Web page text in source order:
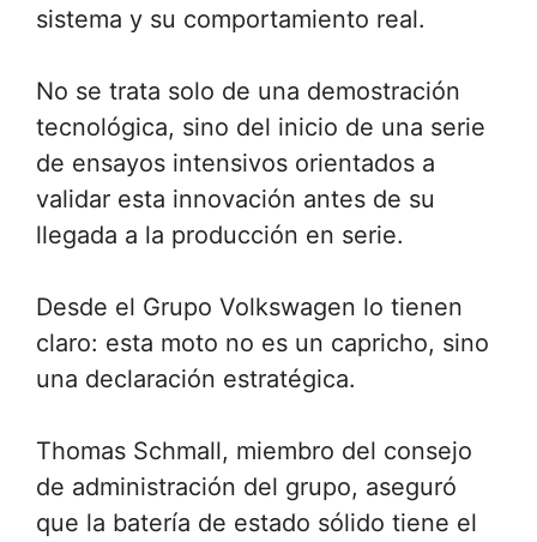
sistema y su comportamiento real.
No se trata solo de una demostración
tecnológica, sino del inicio de una serie
de ensayos intensivos orientados a
validar esta innovación antes de su
llegada a la producción en serie.
Desde el Grupo Volkswagen lo tienen
claro: esta moto no es un capricho, sino
una declaración estratégica.
Thomas Schmall, miembro del consejo
de administración del grupo, aseguró
que la batería de estado sólido tiene el